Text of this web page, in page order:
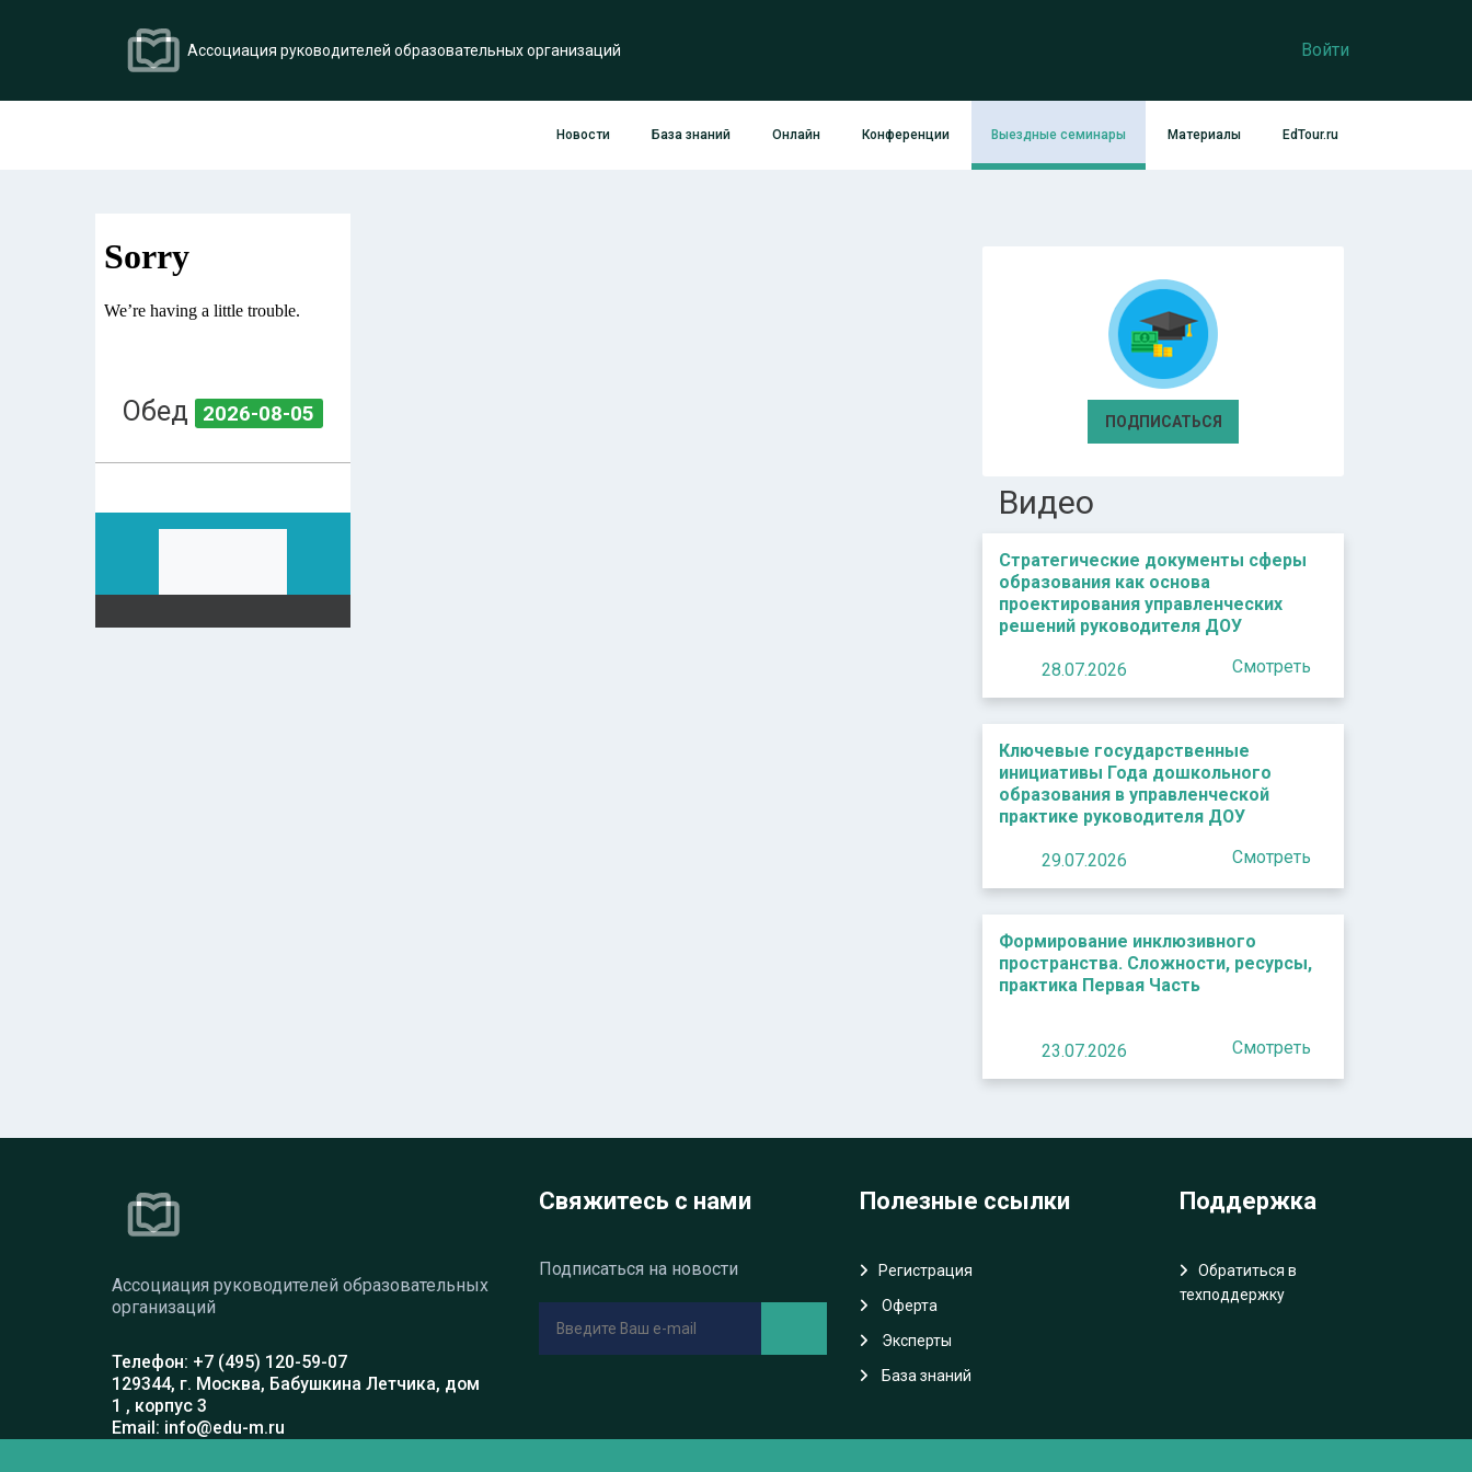
Ассоциация руководителей образовательных организаций Войти
Новости База знаний Онлайн Конференции Выездные семинары Материалы EdTour.ru
Обед 2026-08-05 ПОДПИСАТЬСЯ
Видео
Стратегические документы сферы
образования как основа
проектирования управленческих
решений руководителя ДОУ
28.07.2026 Смотреть
Ключевые государственные
инициативы Года дошкольного
образования в управленческой
практике руководителя ДОУ
29.07.2026 Смотреть
Формирование инклюзивного
пространства. Сложности, ресурсы,
практика Первая Часть
23.07.2026 Смотреть
Ассоциация руководителей образовательных
организаций
Телефон: +7 (495) 120-59-07
129344, г. Москва, Бабушкина Летчика, дом
1 , корпус 3
Email: info@edu-m.ru
Свяжитесь с нами
Подписаться на новости
Полезные ссылки
Регистрация
Oферта
Эксперты
База знаний
Поддержка
Обратиться в
техподдержку